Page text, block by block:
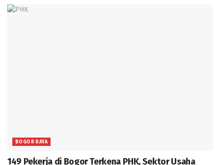
BOGOR RAYA
149 Pekerja di Bogor Terkena PHK, Sektor Usaha